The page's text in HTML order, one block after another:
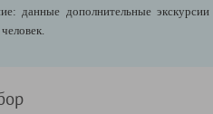
данные дополнительные экскурсии